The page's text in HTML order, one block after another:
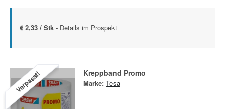
€ 2,33 / Stk - Details im Prospekt
Verpasst! Kreppband Promo
Marke: Tesa